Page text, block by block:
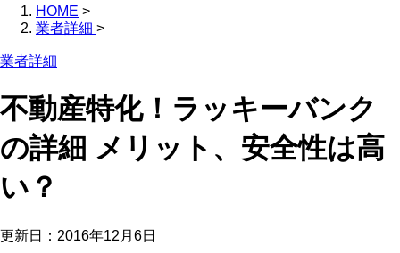
HOME >
業者詳細 >
業者詳細
不動産特化！ラッキーバンク
の詳細 メリット、安全性は高
い？
更新日： 2016年12月6日